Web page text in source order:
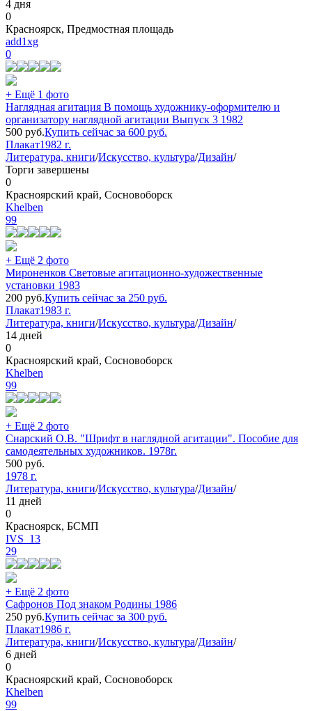
4 дня
0
Красноярск, Предмостная площадь
add1xg
0
+ Ещё 1 фото
Наглядная агитация В помощь художнику-оформителю и
организатору наглядной агитации Выпуск 3 1982
500 руб.Купить сейчас за 600 руб.
Плакат1982 г.
Литература, книги/Искусство, культура/Дизайн/
Торги завершены
0
Красноярский край, Сосновоборск
Khelben
99
+ Ещё 2 фото
Мироненков Световые агитационно-художественные
установки 1983
200 руб.Купить сейчас за 250 руб.
Плакат1983 г.
Литература, книги/Искусство, культура/Дизайн/
14 дней
0
Красноярский край, Сосновоборск
Khelben
99
+ Ещё 2 фото
Снарский О.В. "Шрифт в наглядной агитации". Пособие для
самодеятельных художников. 1978г.
500 руб.
1978 г.
Литература, книги/Искусство, культура/Дизайн/
11 дней
0
Красноярск, БСМП
IVS_13
29
+ Ещё 2 фото
Сафронов Под знаком Родины 1986
250 руб.Купить сейчас за 300 руб.
Плакат1986 г.
Литература, книги/Искусство, культура/Дизайн/
6 дней
0
Красноярский край, Сосновоборск
Khelben
99